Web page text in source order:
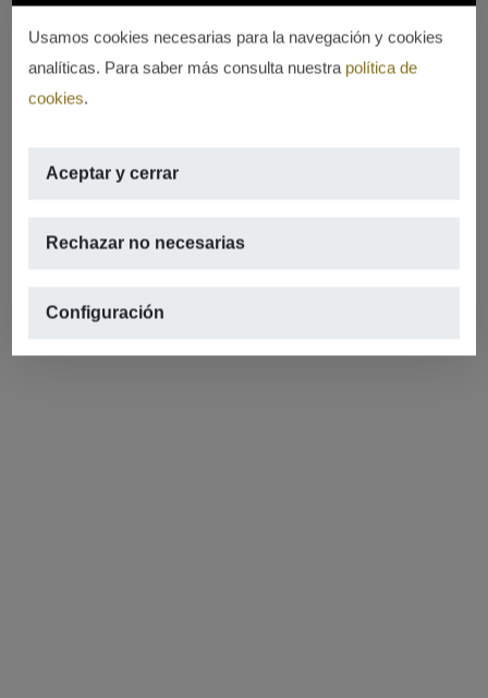
Usamos cookies necesarias para la navegación y cookies
analíticas. Para saber más consulta nuestra política de
cookies.
Aceptar y cerrar
Rechazar no necesarias
Configuración